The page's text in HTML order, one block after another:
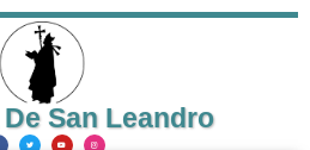
San Leandro